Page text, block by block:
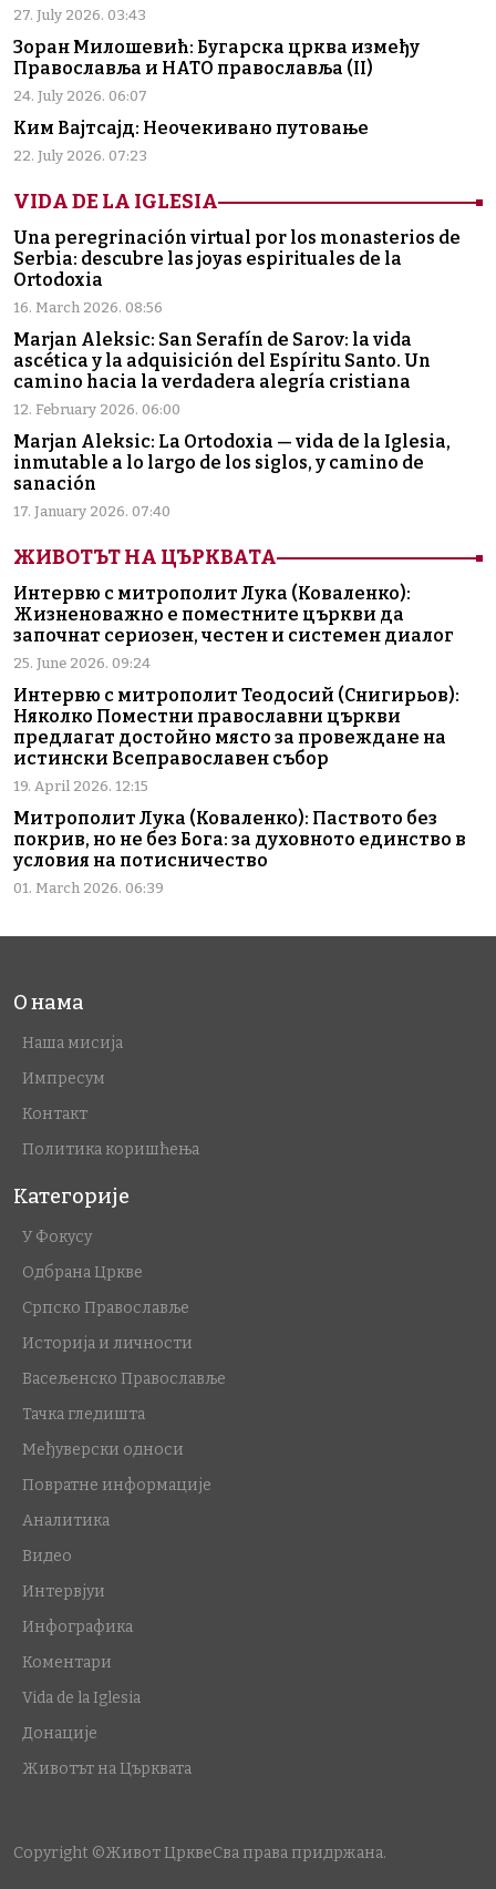
27. July 2026. 03:43
Зоран Милошевић: Бугарска црква између
Православља и НАТО православља (II)
24. July 2026. 06:07
Ким Вајтсајд: Неочекивано путовање
22. July 2026. 07:23
VIDA DE LA IGLESIA
Una peregrinación virtual por los monasterios de
Serbia: descubre las joyas espirituales de la
Ortodoxia
16. March 2026. 08:56
Marjan Aleksic: San Serafín de Sarov: la vida
ascética y la adquisición del Espíritu Santo. Un
camino hacia la verdadera alegría cristiana
12. February 2026. 06:00
Marjan Aleksic: La Ortodoxia — vida de la Iglesia,
inmutable a lo largo de los siglos, y camino de
sanación
17. January 2026. 07:40
ЖИВОТЪТ НА ЦЪРКВАТА
Интервю с митрополит Лука (Коваленко):
Жизненоважно е поместните църкви да
започнат сериозен, честен и системен диалог
25. June 2026. 09:24
Интервю с митрополит Теодосий (Снигирьов):
Няколко Поместни православни църкви
предлагат достойно място за провеждане на
истински Всеправославен събор
19. April 2026. 12:15
Митрополит Лука (Коваленко): Паството без
покрив, но не без Бога: за духовното единство в
условия на потисничество
01. March 2026. 06:39
О нама
Наша мисија
Импресум
Контакт
Политика коришћења
Категорије
У Фокусу
Одбрана Цркве
Српско Православље
Историја и личности
Васељенско Православље
Тачка гледишта
Међуверски односи
Повратне информације
Аналитика
Видео
Интервјуи
Инфографика
Коментари
Vida de la Iglesia
Донације
Животът на Църквата
Copyright ©Живот ЦрквеСва права придржана.